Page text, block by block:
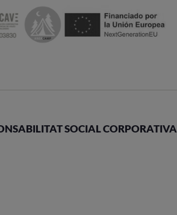
SOCIAL CORPORATIVA